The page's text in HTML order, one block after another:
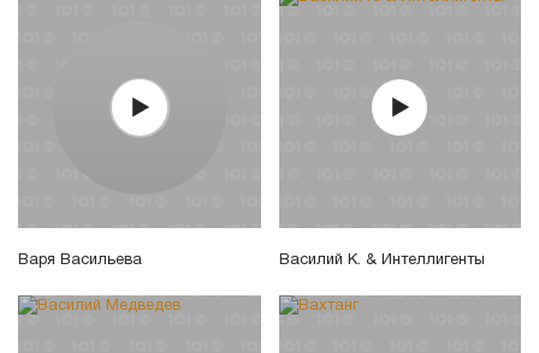
Варя Васильева Василий К. & Интеллигенты